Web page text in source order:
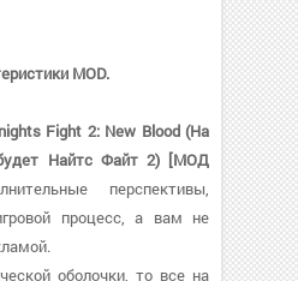
MOD.
Fight 2: New Blood (На
Найтс Файт 2) [МОД
перспективы,
процесс, а вам не
оболочки, то все на